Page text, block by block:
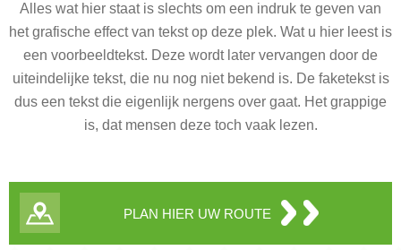
Alles wat hier staat is slechts om een indruk te geven van
het grafische effect van tekst op deze plek. Wat u hier leest is
een voorbeeldtekst. Deze wordt later vervangen door de
uiteindelijke tekst, die nu nog niet bekend is. De faketekst is
dus een tekst die eigenlijk nergens over gaat. Het grappige
is, dat mensen deze toch vaak lezen.
PLAN HIER UW ROUTE